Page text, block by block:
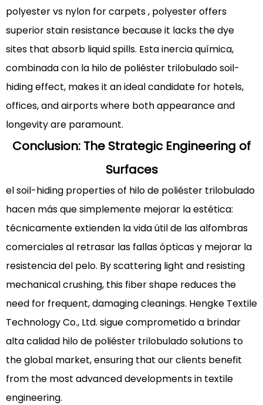
polyester vs nylon for carpets, polyester offers
superior stain resistance because it lacks the dye
sites that absorb liquid spills. Esta inercia química,
combinada con la hilo de poliéster trilobulado soil-
hidingeffect, makes it an ideal candidate for hotels,
offices, and airports where both appearance and
longevity are paramount.
Conclusion: The Strategic Engineering of
Surfaces
el soil-hiding properties of hilo de poliéster trilobulado
hacen más que simplemente mejorar la estética:
técnicamente extienden la vida útil de las alfombras
comerciales al retrasar las fallas ópticas y mejorar la
resistencia del pelo. By scattering light and resisting
mechanical crushing, this fiber shape reduces the
need for frequent, damaging cleanings. Hengke Textile
Technology Co., Ltd. sigue comprometido a brindar
alta calidad hilo de poliéster trilobuladosolutions to
the global market, ensuring that our clients benefit
from the most advanced developments in textile
engineering.